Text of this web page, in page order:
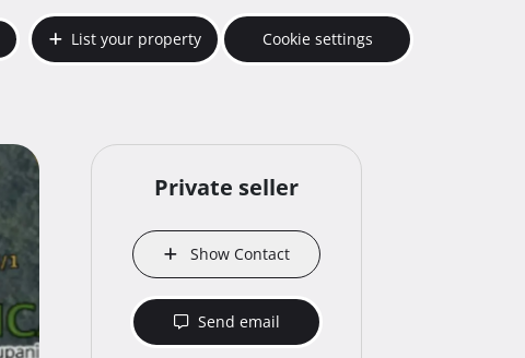
List your property Cookie settings
Private seller
Show Contact
Send email